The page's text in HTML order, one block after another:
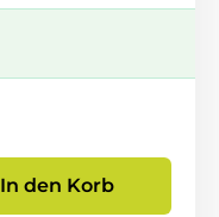
In den Korb